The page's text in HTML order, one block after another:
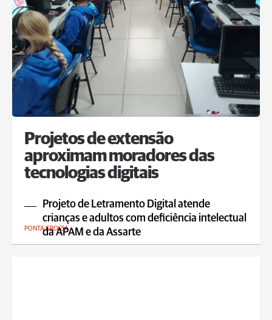
Projetos de extensão
aproximam moradores das
tecnologias digitais
Projeto de Letramento Digital atende
crianças e adultos com deficiência intelectual
da APAM e da Assarte
PONTA GROSSA